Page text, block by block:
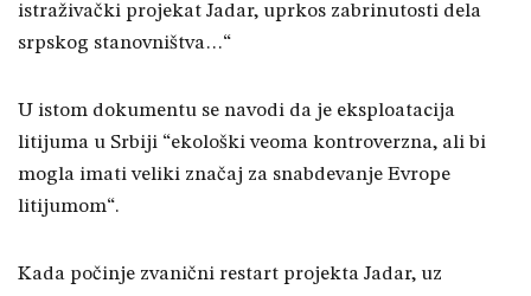
istraživački projekat Jadar, uprkos zabrinutosti dela
srpskog stanovništva…“
U istom dokumentu se navodi da je eksploatacija
litijuma u Srbiji “ekološki veoma kontroverzna, ali bi
mogla imati veliki značaj za snabdevanje Evrope
litijumom“.
Kada počinje zvanični restart projekta Jadar, uz